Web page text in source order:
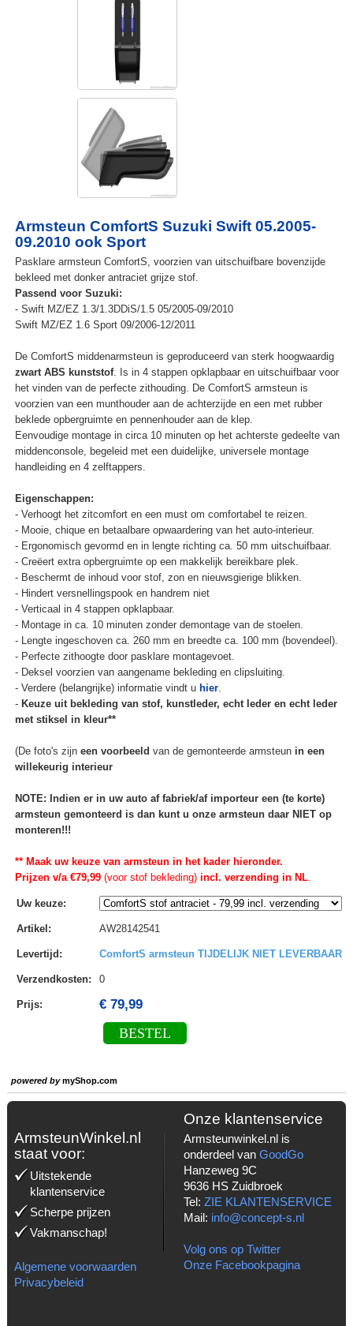
Armsteun ComfortS Suzuki Swift 05.2005-
09.2010 ook Sport
Pasklare armsteun ComfortS, voorzien van uitschuifbare bovenzijde
bekleed met donker antraciet grijze stof.
Passend voor Suzuki:
- Swift MZ/EZ 1.3/1.3DDiS/1.5 05/2005-09/2010
Swift MZ/EZ 1.6 Sport 09/2006-12/2011
De ComfortS middenarmsteun is geproduceerd van sterk hoogwaardig
zwart ABS kunststof. Is in 4 stappen opklapbaar en uitschuifbaar voor
het vinden van de perfecte zithouding. De ComfortS armsteun is
voorzien van een munthouder aan de achterzijde en een met rubber
beklede opbergruimte en pennenhouder aan de klep.
Eenvoudige montage in circa 10 minuten op het achterste gedeelte van
middenconsole, begeleid met een duidelijke, universele montage
handleiding en 4 zelftappers.
Eigenschappen:
- Verhoogt het zitcomfort en een must om comfortabel te reizen.
- Mooie, chique en betaalbare opwaardering van het auto-interieur.
- Ergonomisch gevormd en in lengte richting ca. 50 mm uitschuifbaar.
- Creëert extra opbergruimte op een makkelijk bereikbare plek.
- Beschermt de inhoud voor stof, zon en nieuwsgierige blikken.
- Hindert versnellingspook en handrem niet
- Verticaal in 4 stappen opklapbaar.
- Montage in ca. 10 minuten zonder demontage van de stoelen.
- Lengte ingeschoven ca. 260 mm en breedte ca. 100 mm (bovendeel).
- Perfecte zithoogte door pasklare montagevoet.
- Deksel voorzien van aangename bekleding en clipsluiting.
- Verdere (belangrijke) informatie vindt u hier.
- Keuze uit bekleding van stof, kunstleder, echt leder en echt leder
met stiksel in kleur**
(De foto's zijn een voorbeeld van de gemonteerde armsteun in een
willekeurig interieur
NOTE: Indien er in uw auto af fabriek/af importeur een (te korte)
armsteun gemonteerd is dan kunt u onze armsteun daar NIET op
monteren!!!
** Maak uw keuze van armsteun in het kader hieronder.
Prijzen v/a €79,99(voor stof bekleding)incl. verzending in NL.
Uw keuze:
Artikel : AW28142541
Levertijd : ComfortS armsteun TIJDELIJK NIET LEVERBAAR
Verzendkosten: 0
Prijs: € 79,99
BESTEL
powered bymyShop.com
ArmsteunWinkel.nl
staat voor:
Uitstekende
klantenservice
Scherpe prijzen
Vakmanschap!
Algemene voorwaarden
Privacybeleid
Onze klantenservice
Armsteunwinkel.nl is
onderdeel van GoodGo
Hanzeweg 9C
9636 HS Zuidbroek
Tel: ZIE KLANTENSERVICE
Mail: info@concept-s.nl
Volg ons op Twitter
Onze Facebookpagina